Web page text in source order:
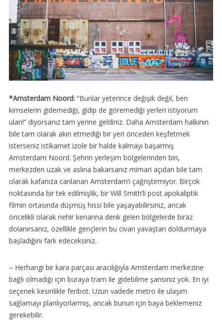
*Amsterdam Noord: “Bunlar yeterince değişik değil, ben
kimselerin gidemediği, gidip de göremediği yerleri istiyorum
ulan!” diyorsanız tam yerine geldiniz. Daha Amsterdam halkının
bile tam olarak akın etmediği bir yeri önceden keşfetmek
isterseniz istikamet izole bir halde kalmayı başarmış
Amsterdam Noord. Şehrin yerleşim bölgelerinden biri,
merkezden uzak ve aslına bakarsanız mimari açıdan bile tam
olarak kafanıza canlanan Amsterdam’ı çağrıştırmıyor. Birçok
noktasında bir tek edilmişlik, bir Will Smith’li post apokaliptik
filmin ortasında düşmüş hissi bile yaşayabilirsiniz, ancak
öncelikli olarak nehir kenarına denk gelen bölgelerde biraz
dolanırsanız, özellikle gençlerin bu civarı yavaştan doldurmaya
başladığını fark edeceksiniz.
– Herhangi bir kara parçası aracılığıyla Amsterdam merkezine
bağlı olmadığı için buraya tram ile gidebilme şansınız yok. En iyi
seçenek kesinlikle feribot. Uzun vadede metro ile ulaşım
sağlamayı planlıyorlarmış, ancak bunun için baya beklemeniz
gerekebilir.